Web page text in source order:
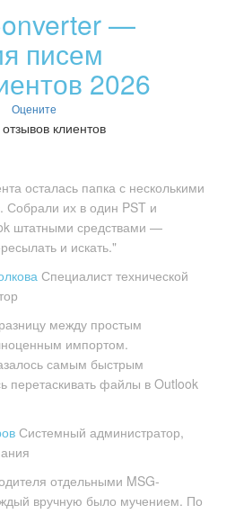
—
писем
2026
Оцените
клиентов
осталась папка с несколькими
их в один PST и
штатными средствами —
и искать."
Специалист технической
между простым
импортом.
самым быстрым
перетаскивать файлы в Outlook
Системный администратор,
отдельными MSG-
вручную было мучением. По